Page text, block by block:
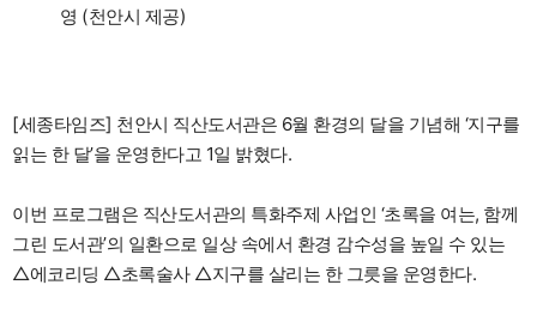
영 (천안시 제공)
[세종타임즈] 천안시 직산도서관은 6월 환경의 달을 기념해 ‘지구를
읽는 한 달’을 운영한다고 1일 밝혔다.
이번 프로그램은 직산도서관의 특화주제 사업인 ‘초록을 여는, 함께
그린 도서관’의 일환으로 일상 속에서 환경 감수성을 높일 수 있는
△에코리딩 △초록술사 △지구를 살리는 한 그릇을 운영한다.